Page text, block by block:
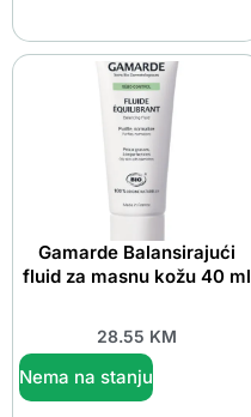
Gamarde Balansirajući
fluid za masnu kožu 40 ml
28.55 KM
Nema na stanju